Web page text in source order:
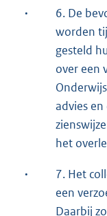
·
6. De
worden
gesteld
over een
advies
het
·
7. Het
een
Daarbij